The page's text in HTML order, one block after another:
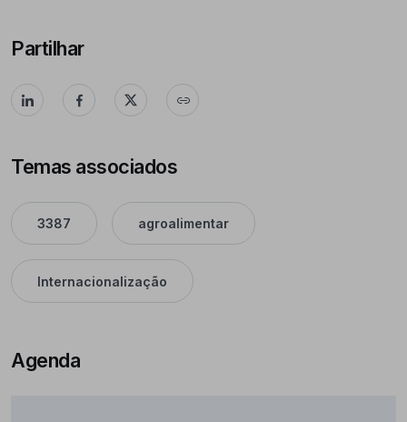
Partilhar
Temas associados
3387 agroalimentar
Internacionalização
Agenda